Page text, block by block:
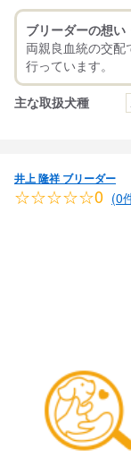
ブリーダーの想い
両親良血統の交
主な取扱犬種
井上 隆祥 ブリーダー
☆☆☆☆☆0 (0